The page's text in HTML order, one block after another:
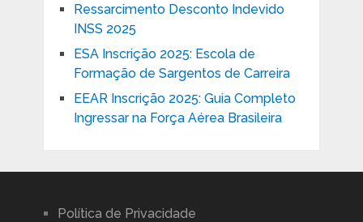
Ressarcimento Desconto Indevido
INSS 2025
ESA Inscrição 2025: Escola de
Formação de Sargentos de Carreira
EEAR Inscrição 2025: Guia Completo
Ingressar na Força Aérea Brasileira
Política de Privacidade